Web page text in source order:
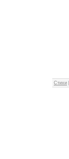
Стихи